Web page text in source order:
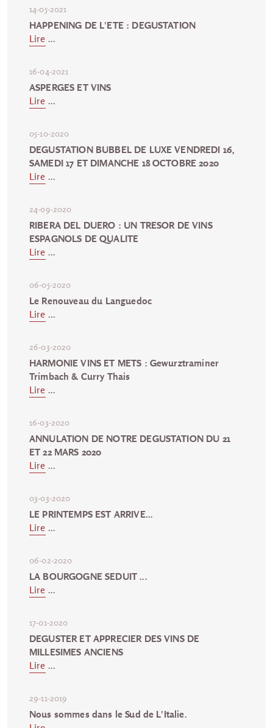
14-05-2021
HAPPENING DE L'ETE : DEGUSTATION
Lire ...
16-04-2021
ASPERGES ET VINS
Lire ...
05-10-2020
DEGUSTATION BUBBEL DE LUXE VENDREDI 16,
SAMEDI 17 ET DIMANCHE 18 OCTOBRE 2020
Lire ...
24-09-2020
RIBERA DEL DUERO : UN TRESOR DE VINS
ESPAGNOLS DE QUALITE
Lire ...
06-05-2020
Le Renouveau du Languedoc
Lire ...
26-03-2020
HARMONIE VINS ET METS : Gewurztraminer
Trimbach & Curry Thais
Lire ...
16-03-2020
ANNULATION DE NOTRE DEGUSTATION DU 21
ET 22 MARS 2020
Lire ...
03-03-2020
LE PRINTEMPS EST ARRIVE...
Lire ...
06-02-2020
LA BOURGOGNE SEDUIT ...
Lire ...
17-01-2020
DEGUSTER ET APPRECIER DES VINS DE
MILLESIMES ANCIENS
Lire ...
29-11-2019
Nous sommes dans le Sud de L'Italie.